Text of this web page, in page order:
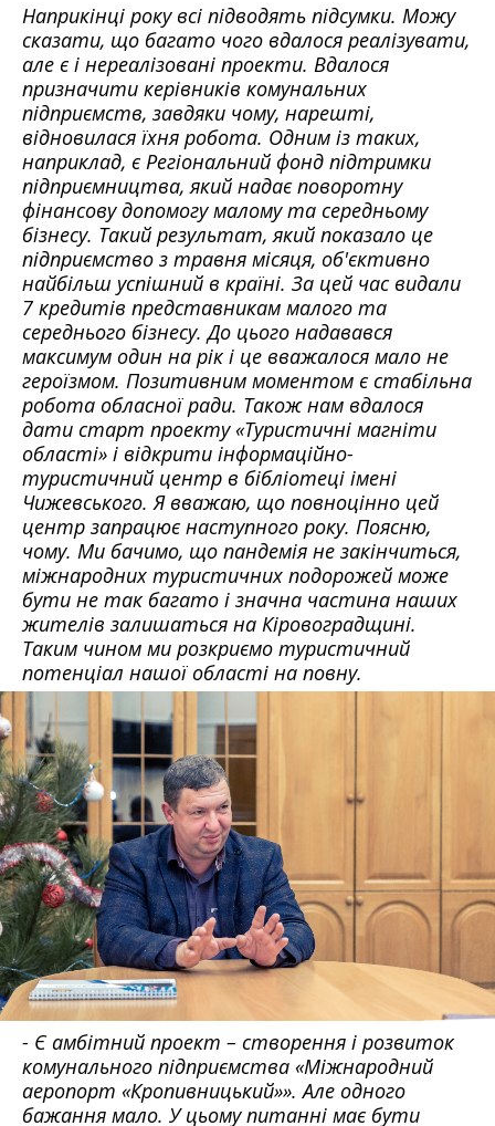
Наприкінці року всі підводять підсумки. Можу
сказати, що багато чого вдалося реалізувати,
але є і нереалізовані проекти. Вдалося
призначити керівників комунальних
підприємств, завдяки чому, нарешті,
відновилася їхня робота. Одним із таких,
наприклад, є Регіональний фонд підтримки
підприємництва, який надає поворотну
фінансову допомогу малому та середньому
бізнесу. Такий результат, який показало це
підприємство з травня місяця, об'єктивно
найбільш успішний в країні. За цей час видали
7 кредитів представникам малого та
середнього бізнесу. До цього надавався
максимум один на рік і це вважалося мало не
героїзмом. Позитивним моментом є стабільна
робота обласної ради. Також нам вдалося
дати старт проекту «Туристичні магніти
області» і відкрити інформаційно-
туристичний центр в бібліотеці імені
Чижевського. Я вважаю, що повноцінно цей
центр запрацює наступного року. Поясню,
чому. Ми бачимо, що пандемія не закінчиться,
міжнародних туристичних подорожей може
бути не так багато і значна частина наших
жителів залишаться на Кіровоградщині.
Таким чином ми розкриємо туристичний
потенціал нашої області на повну.
- Є амбітний проект – створення і розвиток
комунального підприємства «Міжнародний
аеропорт «Кропивницький»». Але одного
бажання мало. У цьому питанні має бути